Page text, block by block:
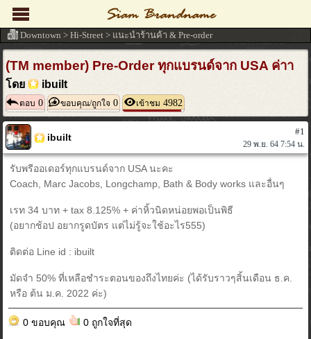
(TM member) Pre-Order ทุกแบรนด์จาก USA ค่าา
โดย ibuilt
ตอบ 0 ขอบคุณ/ถูกใจ 0 เข้าชม 4982
ibuilt
#1
29 พ.ย. 64 7:54 น.
รับพรีออเดอร์ทุกแบรนด์จาก USA นะคะ
Coach, Marc Jacobs, Longchamp, Bath & Body works และอื่นๆ
เรท 34 บาท + tax 8.125% + ค่าหิ้วนิดหน่อยพอเป็นพิธี
(อยากช้อป อยากรูดบัตร แต่ไม่รู้จะใช้อะไร555)
ติดต่อ Line id : ibuilt
มัดจำ 50% ที่เหลือชำระตอนของถึงไทยค่ะ (ได้รับราวๆสิ้นเดือน ธ.ค.
หรือ ต้น ม.ค. 2022 ค่ะ)
0 ขอบคุณ 0 ถูกใจที่สุด
Downtown > Hi-Street > แนะนำร้านค้า & Pre-order